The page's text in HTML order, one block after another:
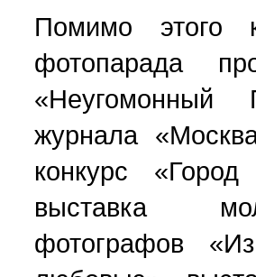
Помимо этого
фотопарада
журнала
конкурс
выставка
фотографов